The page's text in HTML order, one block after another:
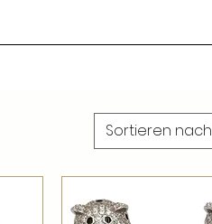
Sortieren nach